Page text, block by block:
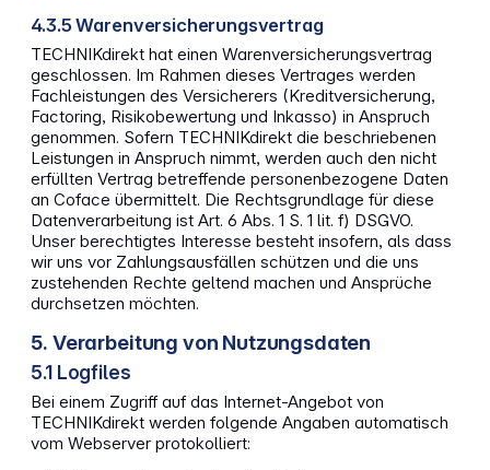
4.3.5 Warenversicherungsvertrag
TECHNIKdirekt hat einen Warenversicherungsvertrag
geschlossen. Im Rahmen dieses Vertrages werden
Fachleistungen des Versicherers (Kreditversicherung,
Factoring, Risikobewertung und Inkasso) in Anspruch
genommen. Sofern TECHNIKdirekt die beschriebenen
Leistungen in Anspruch nimmt, werden auch den nicht
erfüllten Vertrag betreffende personenbezogene Daten
an Coface übermittelt. Die Rechtsgrundlage für diese
Datenverarbeitung ist Art. 6 Abs. 1 S. 1 lit. f) DSGVO.
Unser berechtigtes Interesse besteht insofern, als dass
wir uns vor Zahlungsausfällen schützen und die uns
zustehenden Rechte geltend machen und Ansprüche
durchsetzen möchten.
5. Verarbeitung von Nutzungsdaten
5.1 Logfiles
Bei einem Zugriff auf das Internet-Angebot von
TECHNIKdirekt werden folgende Angaben automatisch
vom Webserver protokolliert: